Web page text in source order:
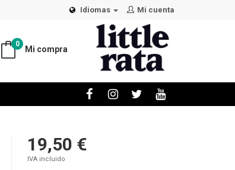
Mi cuenta
Idiomas
Mi compra
0
19,50 €
IVA incluido